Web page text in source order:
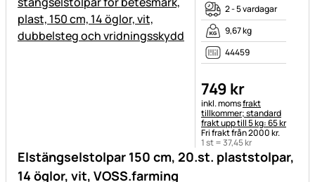
Elstängselstolpar 150 cm, 20.st. plaststolpar,
14 öglor, vit, VOSS.farming
2 - 5 vardagar
9,67 kg
44459
749 kr
Skatteinformation:
inkl. momsfrakt
tillkommer; standard
frakt upp till 5 kg: 65 kr
Fri frakt från 2000 kr.
1 st =37,45kr